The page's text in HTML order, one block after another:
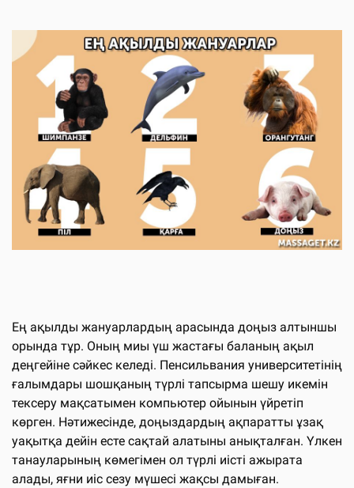
Ең ақылды жануарлардың арасында доңыз алтыншы
орында тұр. Оның миы үш жастағы баланың ақыл
деңгейіне сәйкес келеді. Пенсильвания университетінің
ғалымдары шошқаның түрлі тапсырма шешу икемін
тексеру мақсатымен компьютер ойынын үйретіп
көрген. Нәтижесінде, доңыздардың ақпаратты ұзақ
уақытқа дейін есте сақтай алатыны анықталған. Үлкен
танауларының көмегімен ол түрлі иісті ажырата
алады, яғни иіс сезу мүшесі жақсы дамыған.